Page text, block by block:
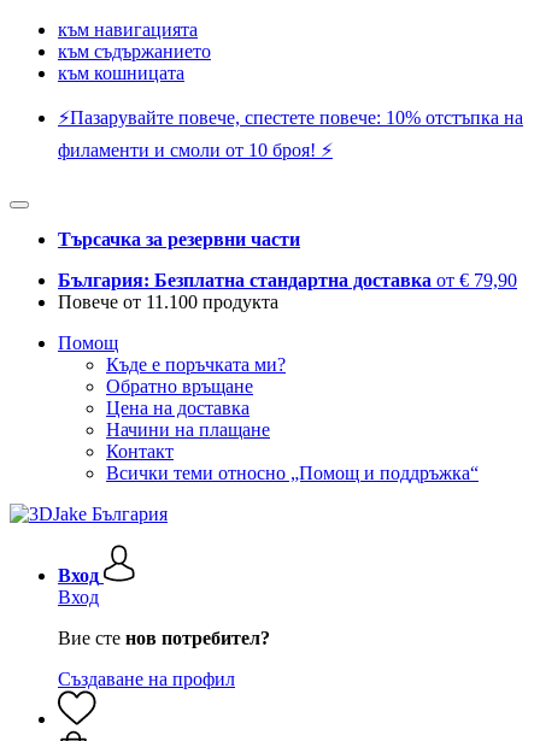
към навигацията
към съдържанието
към кошницата
⚡️Пазарувайте повече, спестете повече: 10% отстъпка на
филаменти и смоли от 10 броя! ⚡️
Търсачка за резервни части
България: Безплатна стандартна доставка от € 79,90
Повече от 11.100 продукта
Помощ
Къде е поръчката ми?
Обратно връщане
Цена на доставка
Начини на плащане
Контакт
Всички теми относно „Помощ и поддръжка“
Вход
Вход
Вие сте нов потребител?
Създаване на профил